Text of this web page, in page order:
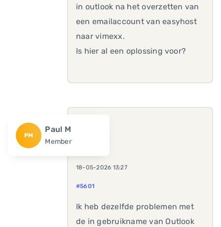
in outlook na het overzetten van
een emailaccount van easyhost
naar vimexx.
Is hier al een oplossing voor?
PM
Paul M
Member
18-05-2026 13:27
#5601
Ik heb dezelfde problemen met
de in gebruikname van Outlook